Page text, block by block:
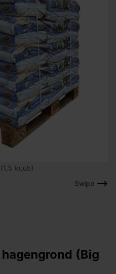
Swipe
kuub)
hagengrond (Big